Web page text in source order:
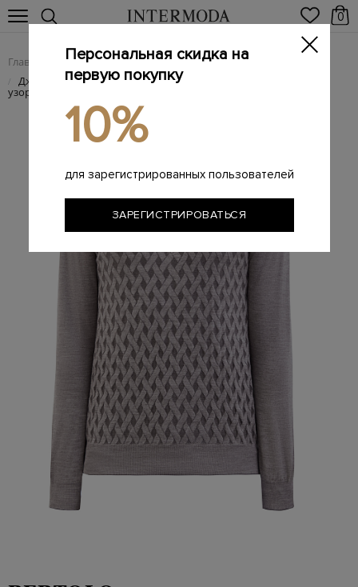
0
Главная Мужчинам / Одежда / Поло
/ Джемпер-поло из тонкой шерсти и шелка с интарсийным
узором
Персональная скидка на
первую покупку
10%
для зарегистрированных пользователей
ЗАРЕГИСТРИРОВАТЬСЯ